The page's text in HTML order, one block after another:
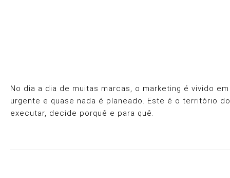
No dia a dia de muitas marcas, o marketing é vivido
urgente e quase nada é planeado. Este é o território
executar, decide porquê e para quê.